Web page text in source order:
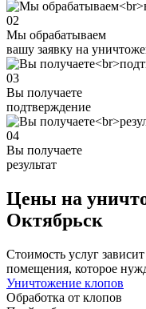
02
Мы обрабатываем
вашу заявку на
03
Вы получаете
подтверждение
04
Вы получаете
результат
Цены на
Октябрьск
Стоимость услуг
помещения, которое
Уничтожение клопов
Обработка от клопов